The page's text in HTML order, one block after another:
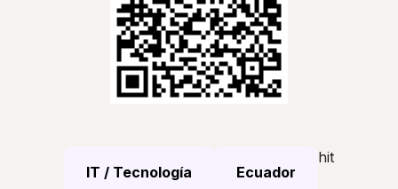
IT / Tecnología Ecuador
hit